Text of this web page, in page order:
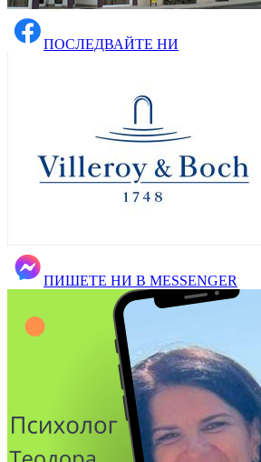
ПОСЛЕДВАЙТЕ НИ
ПИШЕТЕ НИ В MESSENGER